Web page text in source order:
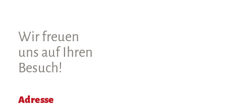
Wir freuen
uns auf Ihren
Besuch!
Adresse